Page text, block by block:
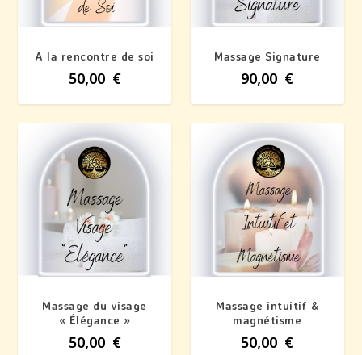
A la rencontre de soi
50,00 €
Massage Signature
90,00 €
Massage du visage
« Élégance »
50,00 €
Massage intuitif &
magnétisme
50,00 €